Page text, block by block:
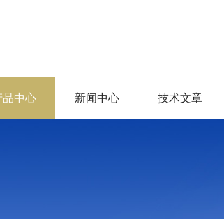
品中心 新闻中心 技术文章